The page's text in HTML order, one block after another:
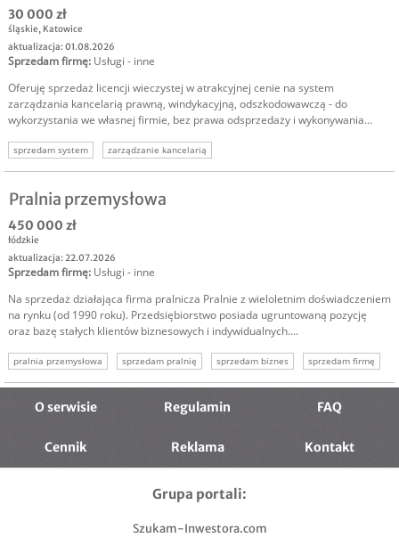
30 000 zł
śląskie, Katowice
aktualizacja: 01.08.2026
Sprzedam firmę: Usługi - inne
Oferuję sprzedaż licencji wieczystej w atrakcyjnej cenie na system
zarządzania kancelarią prawną, windykacyjną, odszkodowawczą - do
wykorzystania we własnej firmie, bez prawa odsprzedaży i wykonywania...
sprzedam system zarządzanie kancelarią
Pralnia przemysłowa
450 000 zł
łódzkie
aktualizacja: 22.07.2026
Sprzedam firmę: Usługi - inne
Na sprzedaż działająca firma pralnicza Pralnie z wieloletnim doświadczeniem
na rynku (od 1990 roku). Przedsiębiorstwo posiada ugruntowaną pozycję
oraz bazę stałych klientów biznesowych i indywidualnych....
pralnia przemysłowa sprzedam pralnię sprzedam biznes sprzedam firmę
O serwisie Regulamin FAQ
Cennik Reklama Kontakt
Grupa portali:
Szukam-Inwestora.com